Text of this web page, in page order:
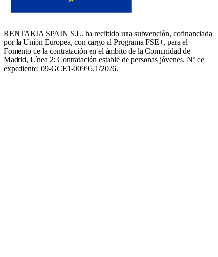
RENTAKIA SPAIN S.L. ha recibido una subvención, cofinanciada
por la Unión Europea, con cargo al Programa FSE+, para el
Fomento de la contratación en el ámbito de la Comunidad de
Madrid, Línea 2: Contratación estable de personas jóvenes. Nº de
expediente: 09-GCE1-00995.1/2026.